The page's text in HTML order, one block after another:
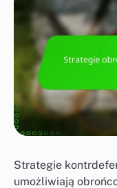
Strategie
umożliwiają